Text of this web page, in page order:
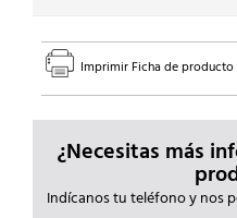
Imprimir Ficha de producto
¿Necesitas más
Indícanos tu teléfono y nos